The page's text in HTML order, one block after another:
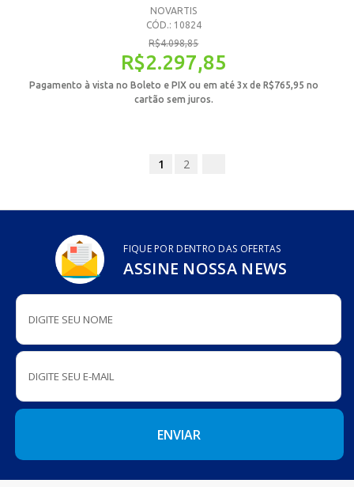
NOVARTIS
CÓD.: 10824
R$4.098,85
R$2.297,85
Pagamento à vista no Boleto e PIX ou em até 3x de R$765,95 no
cartão sem juros.
1 2
FIQUE POR DENTRO DAS OFERTAS
ASSINE NOSSA NEWS